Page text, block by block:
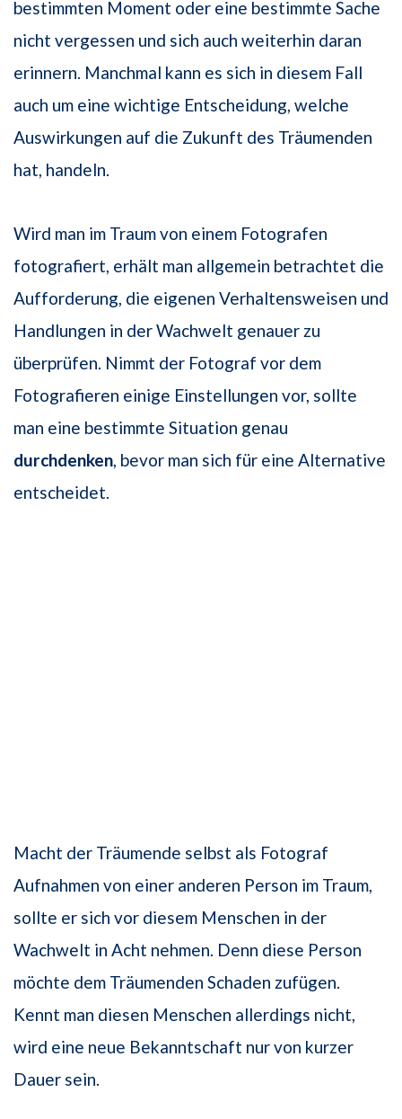
bestimmten Moment oder eine bestimmte Sache
nicht vergessen und sich auch weiterhin daran
erinnern. Manchmal kann es sich in diesem Fall
auch um eine wichtige Entscheidung, welche
Auswirkungen auf die Zukunft des Träumenden
hat, handeln.
Wird man im Traum von einem Fotografen
fotografiert, erhält man allgemein betrachtet die
Aufforderung, die eigenen Verhaltensweisen und
Handlungen in der Wachwelt genauer zu
überprüfen. Nimmt der Fotograf vor dem
Fotografieren einige Einstellungen vor, sollte
man eine bestimmte Situation genau
durchdenken, bevor man sich für eine Alternative
entscheidet.
Macht der Träumende selbst als Fotograf
Aufnahmen von einer anderen Person im Traum,
sollte er sich vor diesem Menschen in der
Wachwelt in Acht nehmen. Denn diese Person
möchte dem Träumenden Schaden zufügen.
Kennt man diesen Menschen allerdings nicht,
wird eine neue Bekanntschaft nur von kurzer
Dauer sein.